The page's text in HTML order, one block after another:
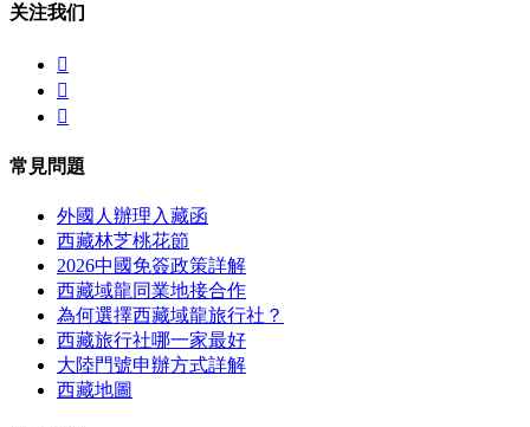
关注我们



常見問題
外國人辦理入藏函
西藏林芝桃花節
2026中國免簽政策詳解
西藏域龍同業地接合作
為何選擇西藏域龍旅行社？
西藏旅行社哪一家最好
大陸門號申辦方式詳解
西藏地圖